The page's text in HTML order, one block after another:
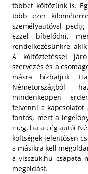
többet költözünk is.
több ezer
személyautóval
ezzel bíbelődni,
rendelkezésünkre,
A költöztetéssel
szervezés és a
másra bízhatjuk.
Németországból
mindenképpen
felvenni a kapcsolatot
fontos, mert a
meg, ha a cég autói
költségek jelentősen
a másikra kell
a visszuk.hu csapata
megoldást.